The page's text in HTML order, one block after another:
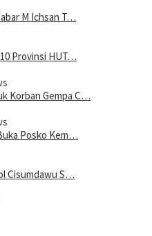
M Ichsan T…
Provinsi HUT…
Korban Gempa C…
Posko Kem…
Cisumdawu S…